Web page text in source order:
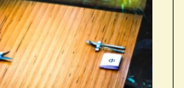
gastronòmiques
Blog
de la Garrotxa